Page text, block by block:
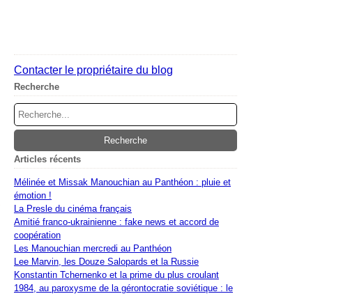
Contacter le propriétaire du blog
Recherche
Articles récents
Mélinée et Missak Manouchian au Panthéon : pluie et
émotion !
La Presle du cinéma français
Amitié franco-ukrainienne : fake news et accord de
coopération
Les Manouchian mercredi au Panthéon
Lee Marvin, les Douze Salopards et la Russie
Konstantin Tchernenko et la prime du plus croulant
1984, au paroxysme de la gérontocratie soviétique : le